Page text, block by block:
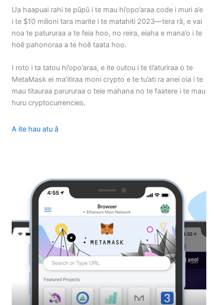
Ua haapuai rahi te pŭpŭ i te mau hi’opo’araa code i muri a’e
i te $10 milioni tara marite i te matahiti 2023—tera râ, e vai
noa te patururaa a te feia hoo, no reira, eiaha e mana’o i te
hoê pahonoraa a te hoê taata hoo.
I roto i ta tatou hi’opo’araa, e ite outou i te ti’aturiraa o te
MetaMask ei ma’itiraa moni crypto e te tu’ati ra anei oia i te
mau titauraa parururaa o teie mahana no te faatere i te mau
huru cryptocurrencies.
A ite hau atu â